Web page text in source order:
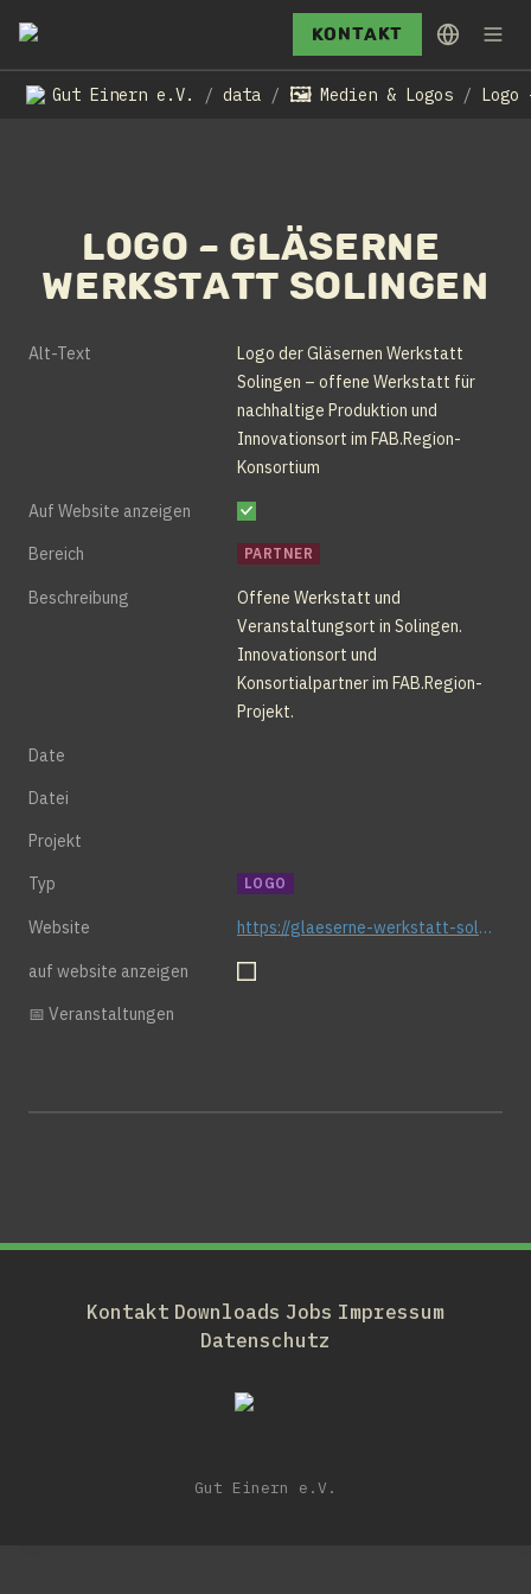
Kontakt
Gut Einern e.V. / data / 🖼️ Medien & Logos /
Logo – Gläserne
Werkstatt Solingen
Alt-Text
Logo der Gläsernen Werkstatt
Solingen – offene Werkstatt für
nachhaltige Produktion und
Innovationsort im FAB.Region-
Konsortium
Auf Website anzeigen
Bereich
PARTNER
Beschreibung
Offene Werkstatt und
Veranstaltungsort in Solingen.
Innovationsort und
Konsortialpartner im FAB.Region-
Projekt.
Date
Datei
Projekt
Typ
LOGO
Website https://glaeserne-werkstatt-solingen.de
auf website anzeigen
📅 Veranstaltungen
Kontakt Downloads Jobs Impressum
Datenschutz
Gut Einern e.V.